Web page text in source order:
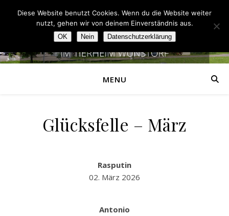
MENU
Glücksfelle – März
Rasputin
02. März 2026
Antonio
Diese Website benutzt Cookies. Wenn du die Website weiter
nutzt, gehen wir von deinem Einverständnis aus.
OK Nein Datenschutzerklärung